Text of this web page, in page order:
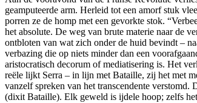
geamputeerde arm. Herleid tot een amorf stuk
porren ze de homp met een gevorkte stok.
het absolute. De weg van brute materie naar de
ontbloten van wat zich onder de huid bevindt –
verbazing die op niets minder dan een
aristocratisch decorum of mediatisering is. Het
reële lijkt Serra – in lijn met Bataille, zij het met
vanzelf spreken van het transcendente
(dixit Bataille). Elk geweld is ijdele hoop; zelfs